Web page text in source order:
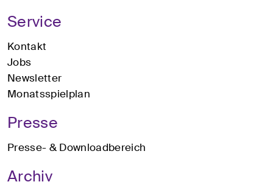
Service
Kontakt
Jobs
Newsletter
Monatsspielplan
Presse
Presse- & Downloadbereich
Archiv